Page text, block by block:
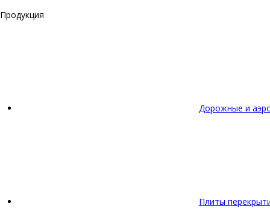
Продукция
Дорожные и
Плиты